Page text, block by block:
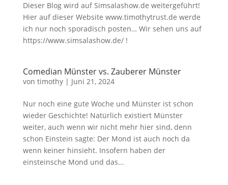
Dieser Blog wird auf Simsalashow.de weitergeführt!
Hier auf dieser Website www.timothytrust.de werde
ich nur noch sporadisch posten… Wir sehen uns auf
https://www.simsalashow.de/ !
Comedian Münster vs. Zauberer Münster
von timothy| Juni 21, 2024
Nur noch eine gute Woche und Münster ist schon
wieder Geschichte! Natürlich existiert Münster
weiter, auch wenn wir nicht mehr hier sind, denn
schon Einstein sagte: Der Mond ist auch noch da
wenn keiner hinsieht. Insofern haben der
einsteinsche Mond und das...